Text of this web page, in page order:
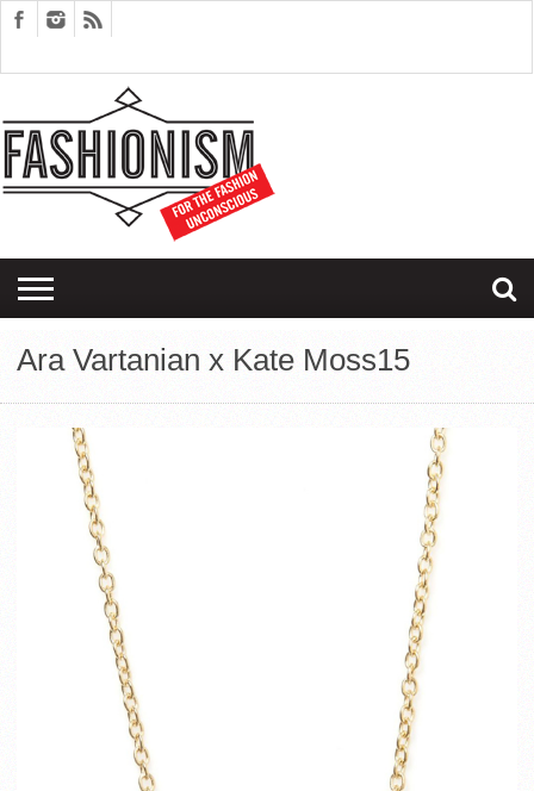
EDITORIALS
COUPLES
THERAPY
SARTORIAGRAM
Ara Vartanian x Kate Moss15